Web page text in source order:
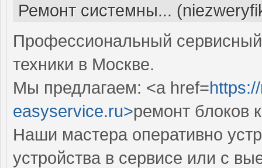
Ремонт системны...
Профессиональный
техники в Москве.
Мы предлагаем: <a href=
easyservice.ru>ремонт блоков
Наши мастера оперативно
устройства в сервисе или с